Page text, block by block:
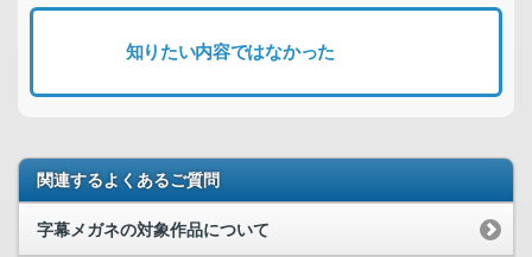
知りたい内容ではなかった
関連するよくあるご質問
字幕メガネの対象作品について